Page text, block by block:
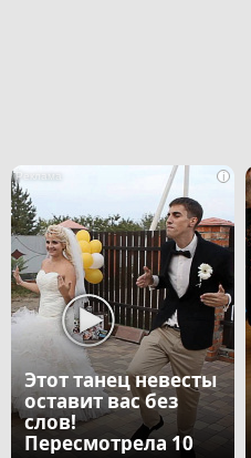
i
Этот танец невесты
оставит вас без
слов!
Пересмотрела 10